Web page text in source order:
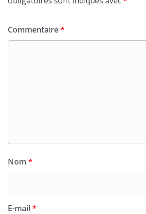
Commentaire*
Nom *
E-mail*